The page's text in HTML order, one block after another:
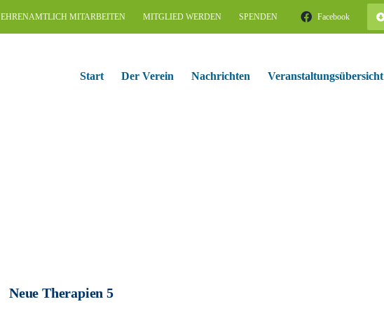
EHRENAMTLICH MITARBEITEN MITGLIED WERDEN SPENDEN Facebook
Start Der Verein Nachrichten Veranstaltungsübersicht
Neue Therapien 5